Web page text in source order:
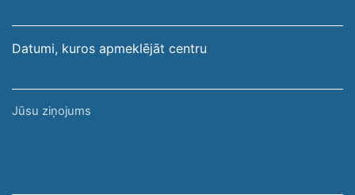
Datumi, kuros apmeklējāt centru
Jūsu